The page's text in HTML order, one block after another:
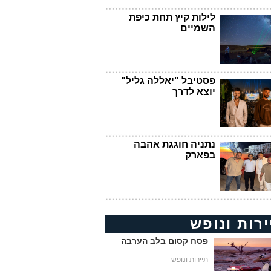
לילות קיץ תחת כיפת
השמיים
פסטיבל "יאללה גליל"
יוצא לדרך
נתניה חוגגת אהבה
בפארק
ונופש
פסח קסום בלב הערבה
תיירות ונופש